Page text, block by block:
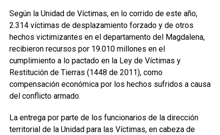
Según la Unidad de Víctimas, en lo corrido de este año,
2.314 víctimas de desplazamiento forzado y de otros
hechos victimizantes en el departamento del Magdalena,
recibieron recursos por 19.010 millones en el
cumplimiento a lo pactado en la Ley de Víctimas y
Restitución de Tierras (1448 de 2011), como
compensación económica por los hechos sufridos a causa
del conflicto armado.
La entrega por parte de los funcionarios de la dirección
territorial de la Unidad para las Víctimas, en cabeza de